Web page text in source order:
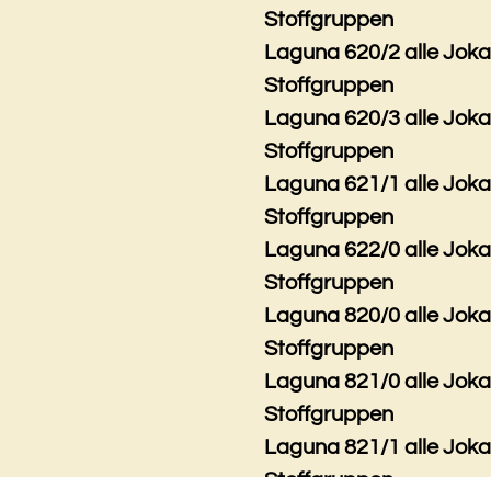
Stoffgruppen
Laguna 620/2 alle Joka
Stoffgruppen
Laguna 620/3 alle Joka
Stoffgruppen
Laguna 621/1 alle Joka
Stoffgruppen
Laguna 622/0 alle Joka
Stoffgruppen
Laguna 820/0 alle Joka
Stoffgruppen
Laguna 821/0 alle Joka
Stoffgruppen
Laguna 821/1 alle Joka